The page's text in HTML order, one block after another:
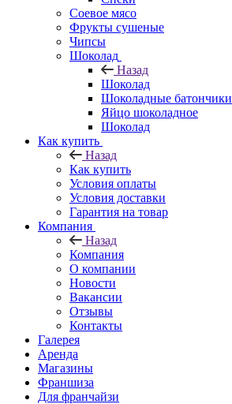
Соевое мясо
Фрукты сушеные
Чипсы
Шоколад
Назад
Шоколад
Шоколадные батончики
Яйцо шоколадное
Шоколад
Как купить
Назад
Как купить
Условия оплаты
Условия доставки
Гарантия на товар
Компания
Назад
Компания
О компании
Новости
Вакансии
Отзывы
Контакты
Галерея
Аренда
Магазины
Франшиза
Для франчайзи